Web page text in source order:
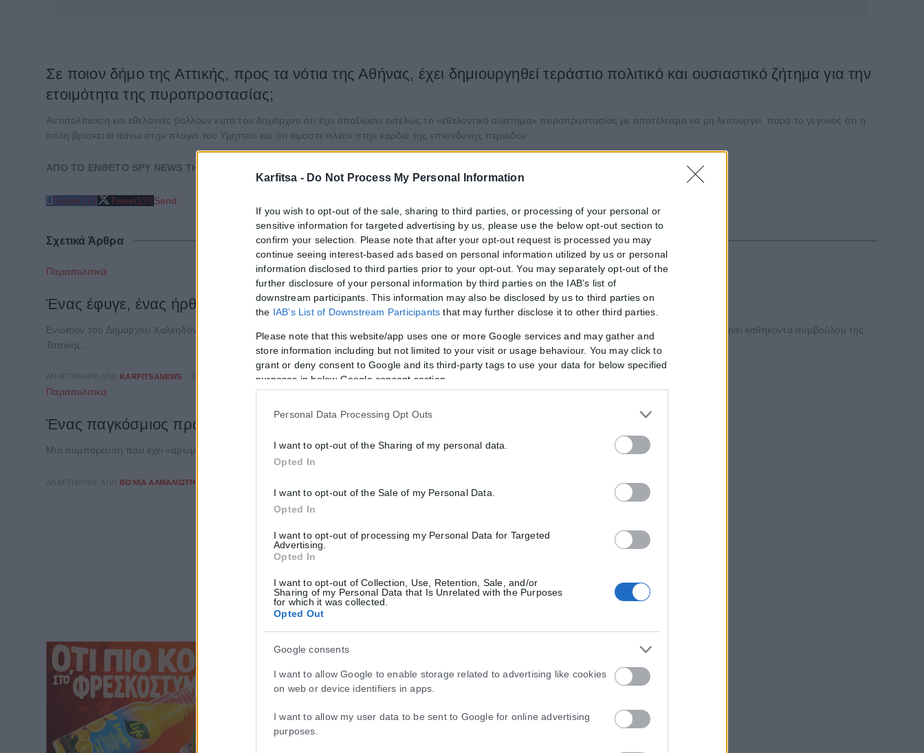
Karfitsa - Do Not Process My Personal Information
If you wish to opt-out of the sale, sharing to third parties, or processing of your personal or
sensitive information for targeted advertising by us, please use the below opt-out section to
confirm your selection. Please note that after your opt-out request is processed you may
continue seeing interest-based ads based on personal information utilized by us or personal
information disclosed to third parties prior to your opt-out. You may separately opt-out of the
further disclosure of your personal information by third parties on the IAB’s list of
downstream participants. This information may also be disclosed by us to third parties on
the IAB’s List of Downstream Participants that may further disclose it to other third parties.
Please note that this website/app uses one or more Google services and may gather and
store information including but not limited to your visit or usage behaviour. You may click to
grant or deny consent to Google and its third-party tags to use your data for below specified
purposes in below Google consent section.
Personal Data Processing Opt Outs
I want to opt-out of the Sharing of my personal data.
Opted In
I want to opt-out of the Sale of my Personal Data.
Opted In
I want to opt-out of processing my Personal Data for Targeted
Advertising.
Opted In
I want to opt-out of Collection, Use, Retention, Sale, and/or
Sharing of my Personal Data that Is Unrelated with the Purposes
for which it was collected.
Opted Out
Google consents
I want to allow Google to enable storage related to advertising like cookies
on web or device identifiers in apps.
I want to allow my user data to be sent to Google for online advertising
purposes.
Σε ποιον δήμο της Αττικής, προς τα νότια της Αθήνας, έχει δημιουργηθεί τεράστιο πολιτικό και ουσιαστικό ζήτημα για την
ετοιμότητα της πυροπροστασίας;
Αντιπολίτευση και εθελοντές βάλλουν κατά του δημάρχου ότι έχει απαξιώσει εντελώς το «εθελοντικό σύστημα» πυροπροστασίας με αποτέλεσμα να μη λειτουργεί, παρά το γεγονός ότι η
πόλη βρίσκεται πάνω στην πλαγιά του Υμηττού και ότι είμαστε πλέον στην καρδιά της επικίνδυνης περιόδου.
ΑΠΟ ΤΟ ΕΝΘΕΤΟ SPY NEWS TΗΣ ΕΦΗΜΕΡΙΔΑΣ
Share212 Tweet133Send
Σχετικά Άρθρα
Παραπολιτικά
Ένας έφυγε, ένας ήρθε στον Δ.Χαλκηδόνος
Ενώπιον του Δημάρχου Χαλκηδόνος, Σταύρου Αναγνωστόπουλου, πραγματοποιήθηκε σήμερα η ορκωμοσία του Στυλιανού Τζουράκη, ο οποίος αναλαμβάνει καθήκοντα συμβούλου της
Τοπικής...
ΑΝΑΡΤΉΘΗΚΕ ΑΠΌ KARFITSANEWS
Παραπολιτικά
Ένας παγκόσμιος πρωταθλητής στο πλευρό του Δ.Ασλανίδη
Μια συμπόρευση που έχει «άρωμα» πρωταθλητή πέτυχε ο δήμαρχος Παύλου Μελά, Δημήτρης Ασλανίδης. Τι κι αν οι δημοτικές εκλογές αργούν...
ΑΝΑΡΤΉΘΗΚΕ ΑΠΌ ΒΟΎΛΑ ΑΛΜΑΛΙΏΤΗ